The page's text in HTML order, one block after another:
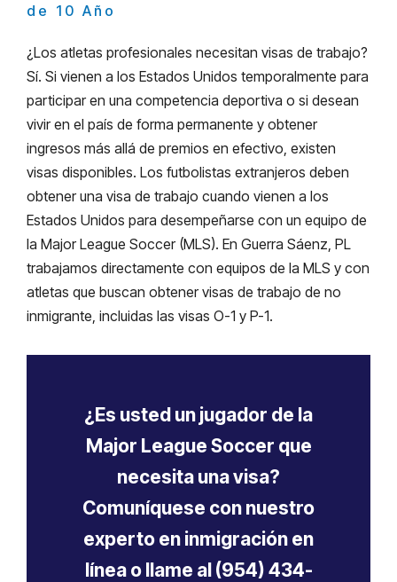
de 10 Año
¿Los atletas profesionales necesitan visas de trabajo?
Sí. Si vienen a los Estados Unidos temporalmente para
participar en una competencia deportiva o si desean
vivir en el país de forma permanente y obtener
ingresos más allá de premios en efectivo, existen
visas disponibles. Los futbolistas extranjeros deben
obtener una visa de trabajo cuando vienen a los
Estados Unidos para desempeñarse con un equipo de
la Major League Soccer (MLS). En Guerra Sáenz, PL
trabajamos directamente con equipos de la MLS y con
atletas que buscan obtener visas de trabajo de no
inmigrante, incluidas las visas O-1 y P-1.
¿Es usted un jugador de la
Major League Soccer que
necesita una visa?
Comuníquese con nuestro
experto en inmigración en
línea o llame al (954) 434-